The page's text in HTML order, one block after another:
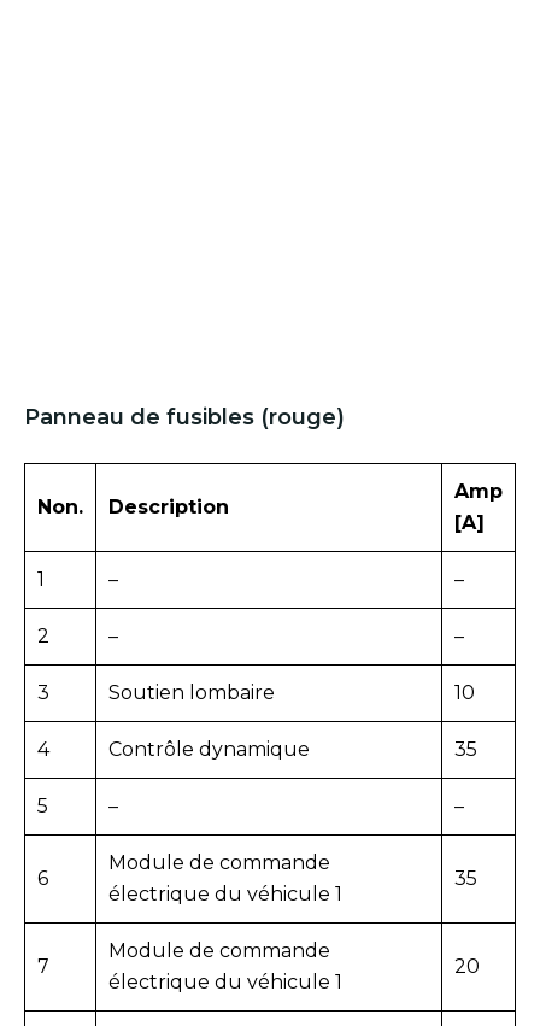
Panneau de fusibles (rouge)
Non. Description
Amp
[A]
1 – –
2 – –
3 Soutien lombaire 10
4 Contrôle dynamique 35
5 – –
6
Module de commande
électrique du véhicule 1
35
7
Module de commande
électrique du véhicule 1
20